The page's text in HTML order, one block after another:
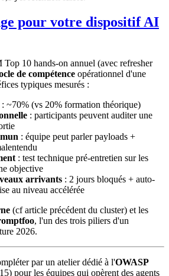
pour votre dispositif AI
10 hands-on annuel (avec refresher
de compétence opérationnel d'une
typiques mesurés :
: ~70% (vs 20% formation théorique)
: participants peuvent auditer une
: équipe peut parler payloads +
: test technique pré-entretien sur les
objective
arrivants : 2 jours bloqués + auto-
au niveau accélérée
(cf article précédent du cluster) et les
, l'un des trois piliers d'un
2026.
par un atelier dédié à l'OWASP
pour les équipes qui opèrent des agents